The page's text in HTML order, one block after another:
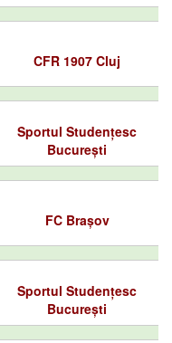
CFR 1907 Cluj
Sportul Studențesc
București
FC Brașov
Sportul Studențesc
București